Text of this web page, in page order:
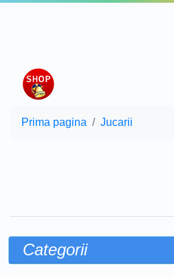
Prima pagina Jucarii
Categorii